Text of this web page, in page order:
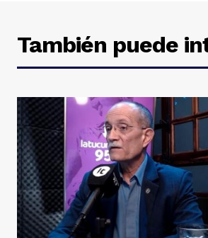
También puede